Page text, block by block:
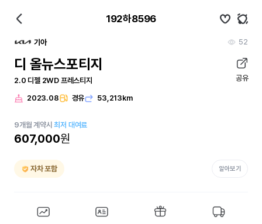
192하8596
기아 52
디 올뉴스포티지
2.0 디젤 2WD 프레스티지 공유
2023.08 경유 53,213km
9개월 계약시최저 대여료
607,000원
자차 포함 알아보기